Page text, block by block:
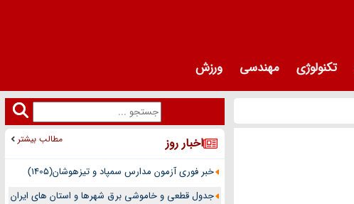
تکنولوژی مهندسی ورزش
اخبار روز مطالب بیشتر
خبر فوری آزمون مدارس سمپاد و تیزهوشان(1405)
جدول قطعی و خاموشی برق شهرها و استان های ایران